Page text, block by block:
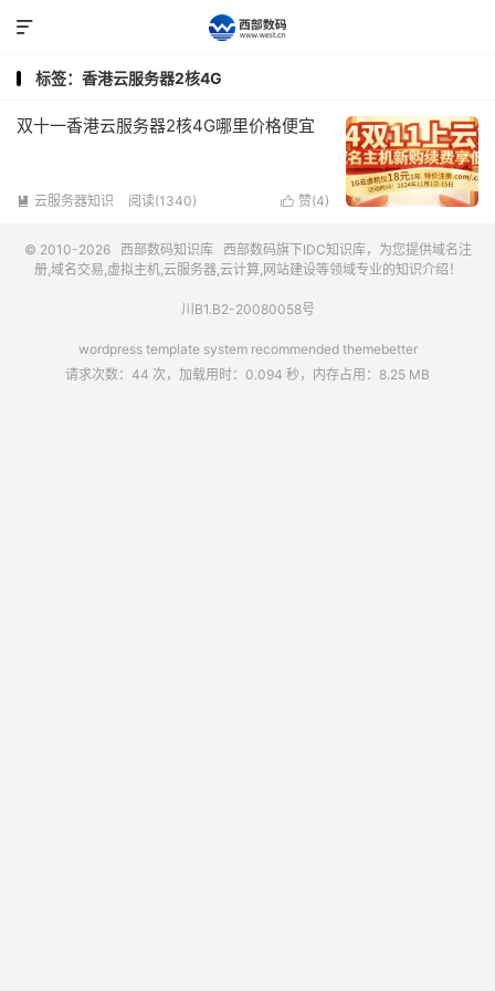

标签：香港云服务器2核4G
双十一香港云服务器2核4G哪里价格便宜
 云服务器知识 阅读(1340)  赞(4)
© 2010-2026 西部数码知识库 西部数码旗下IDC知识库，为您提供域名注
册,域名交易,虚拟主机,云服务器,云计算,网站建设等领域专业的知识介绍！
川B1.B2-20080058号
wordpress template system recommended themebetter
请求次数：44 次，加载用时：0.094 秒，内存占用：8.25 MB